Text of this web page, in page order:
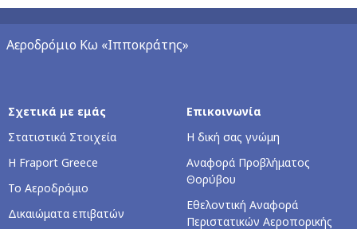
Αεροδρόμιο Κω «Ιπποκράτης»
Σχετικά με εμάς
Στατιστικά Στοιχεία
Η Fraport Greece
Το Αεροδρόμιο
Δικαιώματα επιβατών
Επικοινωνία
Η δική σας γνώμη
Αναφορά Προβλήματος
Θορύβου
Εθελοντική Αναφορά
Περιστατικών Αεροπορικής